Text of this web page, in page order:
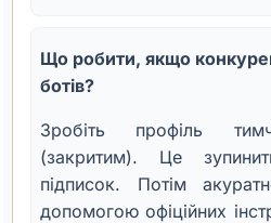
Що робити, якщо
ботів?
Зробіть профіль
(закритим). Це
підписок. Потім
допомогою офіційних